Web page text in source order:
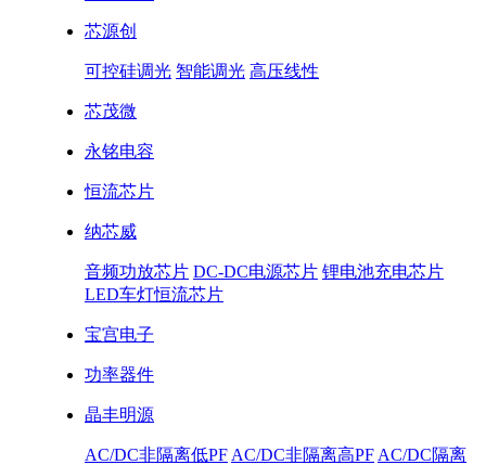
芯源创
可控硅调光 智能调光 高压线性
芯茂微
永铭电容
恒流芯片
纳芯威
音频功放芯片 DC-DC电源芯片 锂电池充电芯片
LED车灯恒流芯片
宝宫电子
功率器件
晶丰明源
AC/DC非隔离低PF AC/DC非隔离高PF AC/DC隔离